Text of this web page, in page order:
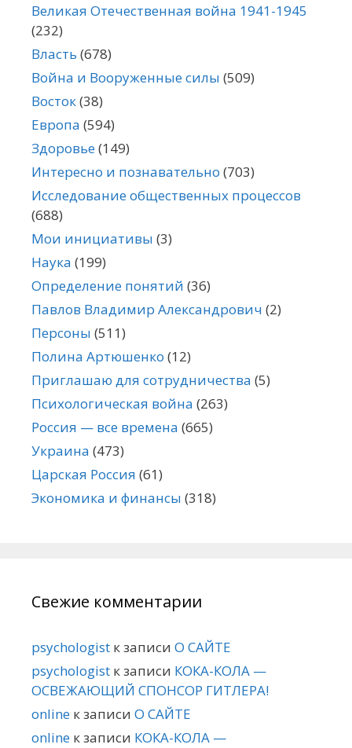
Великая Отечественная война 1941-1945
(232)
Власть (678)
Война и Вооруженные силы (509)
Восток(38)
Европа (594)
Здоровье(149)
Интересно и познавательно (703)
Исследование общественных процессов
(688)
Мои инициативы (3)
Наука (199)
Определение понятий (36)
Павлов Владимир Александрович (2)
Персоны (511)
Полина Артюшенко (12)
Приглашаю для сотрудничества (5)
Психологическая война (263)
Россия — все времена (665)
Украина (473)
Царская Россия (61)
Экономика и финансы (318)
Свежие комментарии
psychologist к записи О САЙТЕ
psychologist к записи КОКА-КОЛА —
ОСВЕЖАЮЩИЙ СПОНСОР ГИТЛЕРА!
online к записи О САЙТЕ
online к записи КОКА-КОЛА —